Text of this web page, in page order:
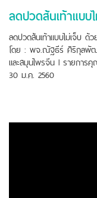
ลดปวดส้นเท้าแบบไม่เจ็บ ด้
โดย : พจ.ณัฐธีร์ ศิริกุลพั
และสมุนไพรจีน l รายการ
30 ม.ค. 2560